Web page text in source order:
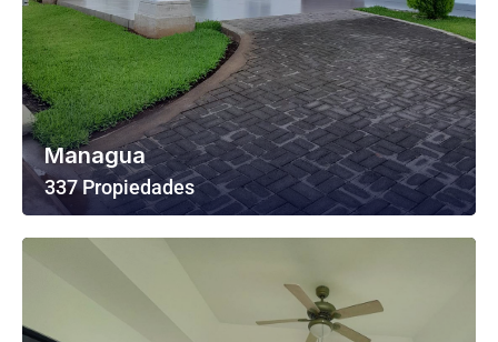
Managua
337 Propiedades
Ver Todas Las Propiedades